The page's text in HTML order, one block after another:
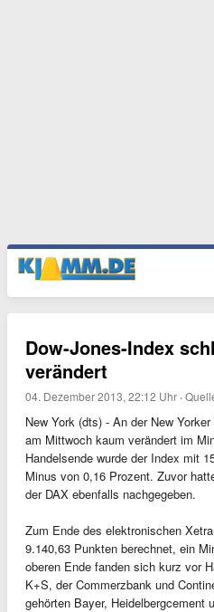
Dow-Jones-Index
verändert
04. Dezember 2013, 22:12 Uhr ·
New York (dts) - An der New
am Mittwoch kaum verändert im
Handelsende wurde der Index mit
Minus von 0,16 Prozent. Zuvor
der DAX ebenfalls nachgegeben.
Zum Ende des elektronischen
9.140,63 Punkten berechnet, ein
oberen Ende fanden sich kurz vor
K+S, der Commerzbank und
gehörten Bayer, Heidelbergcement